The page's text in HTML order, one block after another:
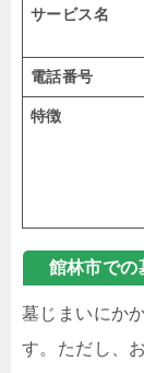
サービス名
電話番号
特徴
館林市での
墓じまいにか
す。ただし、